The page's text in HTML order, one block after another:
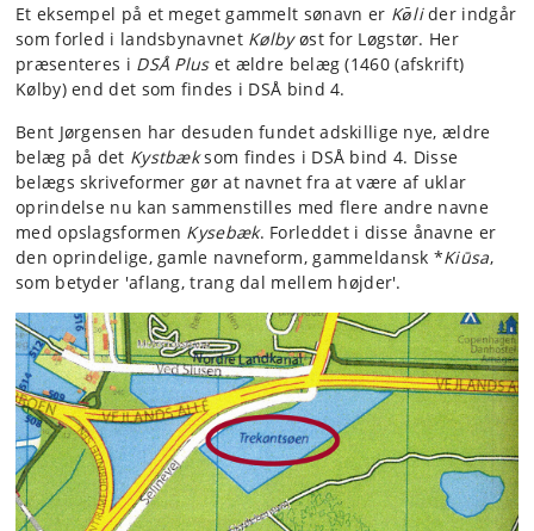
Et eksempel på et meget gammelt sønavn er Kø̄lider indgår
som forled i landsbynavnet Kølbyøst for Løgstør. Her
præsenteres i DSÅ Pluset ældre belæg (1460 (afskrift)
Kølby) end det som findes i DSÅ bind 4.
Bent Jørgensen har desuden fundet adskillige nye, ældre
belæg på det Kystbæksom findes i DSÅ bind 4. Disse
belægs skriveformer gør at navnet fra at være af uklar
oprindelse nu kan sammenstilles med flere andre navne
med opslagsformen Kysebæk. Forleddet i disse ånavne er
den oprindelige, gamle navneform, gammeldansk *Kiūsa,
som betyder 'aflang, trang dal mellem højder'.